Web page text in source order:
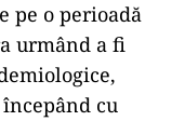
pe o perioadă
urmând a fi
cu